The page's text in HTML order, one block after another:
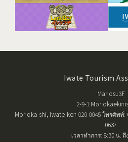
Iwate Tourism
Mariosu3F
2-9-1
Morioka-shi, Iwate-ken 020-0045 โทรศัพท์:
0637
เวลาทำการ: 8:30 น. ถึ